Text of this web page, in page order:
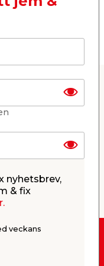
är i
nyhetsbrev,
& fix
veckans